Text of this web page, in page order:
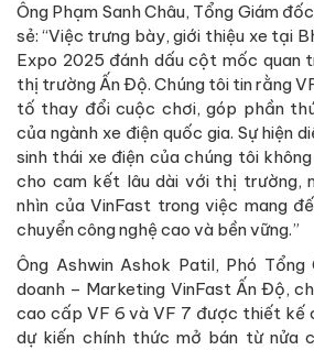
Ông Phạm Sanh Châu, Tổng Giám
sẻ: “Việc trưng bày, giới thiệu xe tại
Expo 2025 đánh dấu cột mốc quan
thị trường Ấn Độ. Chúng tôi tin rằng
tố thay đổi cuộc chơi, góp phần
của ngành xe điện quốc gia. Sự hiện
sinh thái xe điện của chúng tôi
cho cam kết lâu dài với thị trường,
nhìn của VinFast trong việc mang
chuyển công nghệ cao và bền vững.”
Ông Ashwin Ashok Patil, Phó
doanh – Marketing VinFast Ấn Độ,
cao cấp VF 6 và VF 7 được thiết kế
dự kiến chính thức mở bán từ nửa